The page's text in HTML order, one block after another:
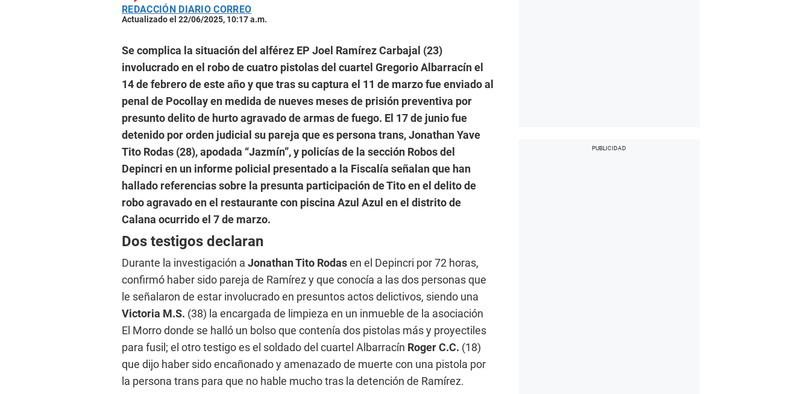
REDACCIÓN DIARIO CORREO
Actualizado el 22/06/2025, 10:17 a.m.
Se complica la situación del alférez EP Joel Ramírez Carbajal (23)
involucrado en el robo de cuatro pistolas del cuartel Gregorio Albarracín el
14 de febrero de este año y que tras su captura el 11 de marzo fue enviado al
penal de Pocollay en medida de nueves meses de prisión preventiva por
presunto delito de hurto agravado de armas de fuego. El 17 de junio fue
detenido por orden judicial su pareja que es persona trans, Jonathan Yave
Tito Rodas (28), apodada “Jazmín”, y policías de la sección Robos del
Depincri en un informe policial presentado a la Fiscalía señalan que han
hallado referencias sobre la presunta participación de Tito en el delito de
robo agravado en el restaurante con piscina Azul Azul en el distrito de
Calana ocurrido el 7 de marzo.
Dos testigos declaran
Durante la investigación a Jonathan Tito Rodasen el Depincri por 72 horas,
confirmó haber sido pareja de Ramírez y que conocía a las dos personas que
le señalaron de estar involucrado en presuntos actos delictivos, siendo una
Victoria M.S. (38) la encargada de limpieza en un inmueble de la asociación
El Morro donde se halló un bolso que contenía dos pistolas más y proyectiles
para fusil; el otro testigo es el soldado del cuartel Albarracín Roger C.C. (18)
que dijo haber sido encañonado y amenazado de muerte con una pistola por
la persona trans para que no hable mucho tras la detención de Ramírez.